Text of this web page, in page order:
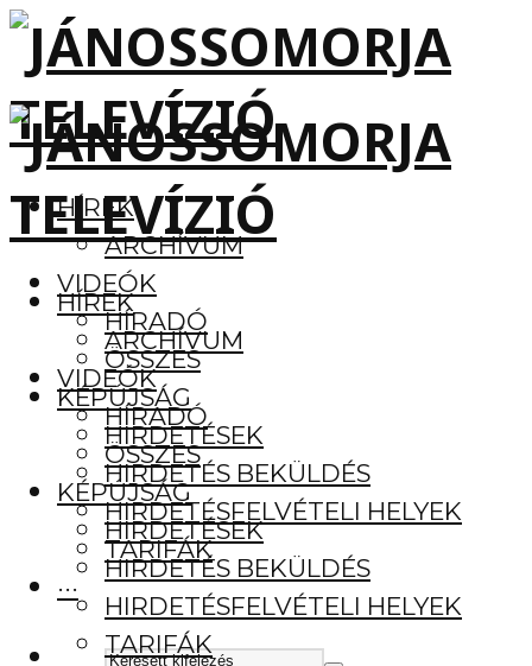
HÍREK
ARCHÍVUM
VIDEÓK
HÍRADÓ
ÖSSZES
KÉPÚJSÁG
HIRDETÉSEK
HIRDETÉS BEKÜLDÉS
HIRDETÉSFELVÉTELI HELYEK
TARIFÁK
···
HÍREK
ARCHÍVUM
VIDEÓK
HÍRADÓ
ÖSSZES
KÉPÚJSÁG
HIRDETÉSEK
HIRDETÉS BEKÜLDÉS
HIRDETÉSFELVÉTELI HELYEK
TARIFÁK